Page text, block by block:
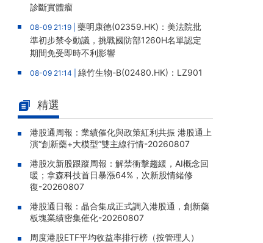
診斷實體瘤
08-09 21:19 | 藥明康德(02359.HK)：美法院批
準初步禁令動議，挑戰國防部1260H名單認定
期間免受即時不利影響
08-09 21:14 | 綠竹生物-B(02480.HK)：LZ901
刊，總體保護效力91.6%
08-09 20:06 |港股通周報：業績催化與政策紅
利共振 港股通上演“創新藥+大模型”雙主線行
情-20260807
08-09 19:28 |港股次新股跟蹤周報：解禁衝擊趨
緩，AI概念回暖；拿森科技首日暴漲64%，次
新股情緒修復-20260807
08-07 22:06 | 民富國際(08511.HK)：25/26年
年報股東應佔虧損835.1萬港元，虧損同比收窄
69.45%
精選
港股通周報：業績催化與政策紅利共振 港股通上
演“創新藥+大模型”雙主線行情-20260807
港股次新股跟蹤周報：解禁衝擊趨緩，AI概念回
暖；拿森科技首日暴漲64%，次新股情緒修
復-20260807
港股通日報：晶合集成正式調入港股通，創新藥
板塊業績密集催化-20260807
周度港股ETF平均收益率排行榜（按管理人）